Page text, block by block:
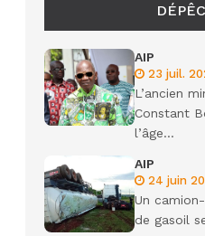
AIP
23 juil.
L’ancien
Constant
l’âge...
AIP
24 juin
Un
de gasoil